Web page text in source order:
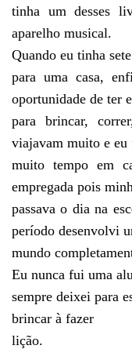
tinha um desses
aparelho musical.
Quando eu tinha
para uma casa,
oportunidade de ter
para brincar,
viajavam muito e eu
muito tempo em
empregada pois
passava o dia na
período desenvolvi
mundo
Eu nunca fui uma
sempre deixei para
brincar à fazer
lição.